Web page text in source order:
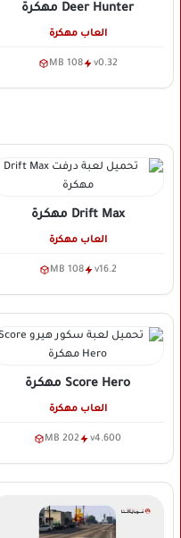
Deer Hunter مهكرة
العاب مهكرة
v0.32
108 MB
Drift Max مهكرة
العاب مهكرة
v16.2
108 MB
Score Hero مهكرة
العاب مهكرة
v4.600
202 MB